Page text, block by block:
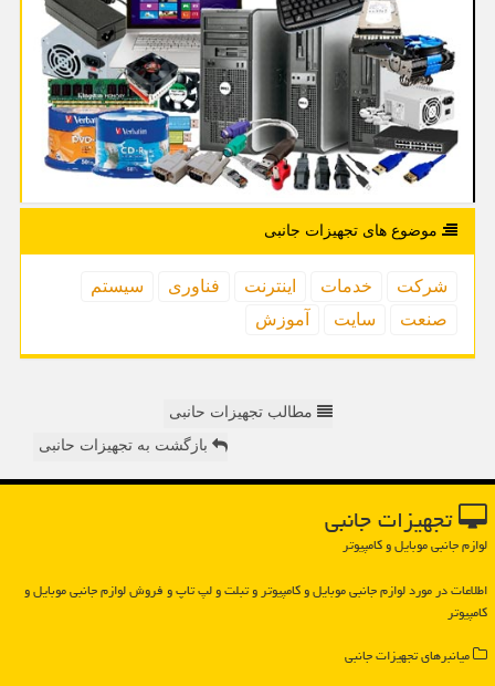
موضوع های تجهیزات جانبی
شركت خدمات اینترنت فناوری
سیستم
صنعت
سایت آموزش
مطالب تجهیزات حانبی
بازگشت به تجهیزات حانبی
تجهیزات جانبی
لوازم جانبی موبایل و کامپیوتر
اطلاعات در مورد لوازم جانبی موبایل و كامپیوتر و تبلت و لپ تاپ و فروش لوازم جانبی موبایل و
كامپیوتر
میانبرهای تجهیزات جانبی